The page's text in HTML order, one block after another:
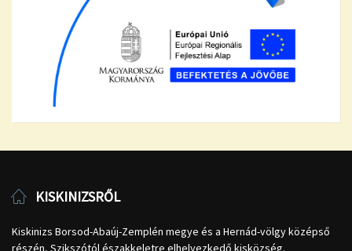
KISKINIZSRŐL
Kiskinizs Borsod-Abaúj-Zemplén megye és a Hernád-völgy középső
részén, Szikszótól északkeletre elhelyezkedő kisközség.